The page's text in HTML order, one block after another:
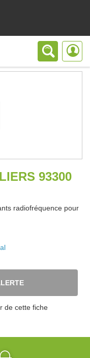
93300
radiofréquence pour
de cette fiche